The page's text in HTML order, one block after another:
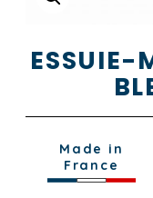
ESSUIE-
Made in
France